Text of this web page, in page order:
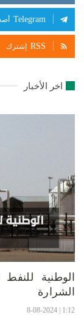
Telegram
RSS إشترك
اخر الأخبار
الوطنية
الشرارة
1:12 | 8-08-2024